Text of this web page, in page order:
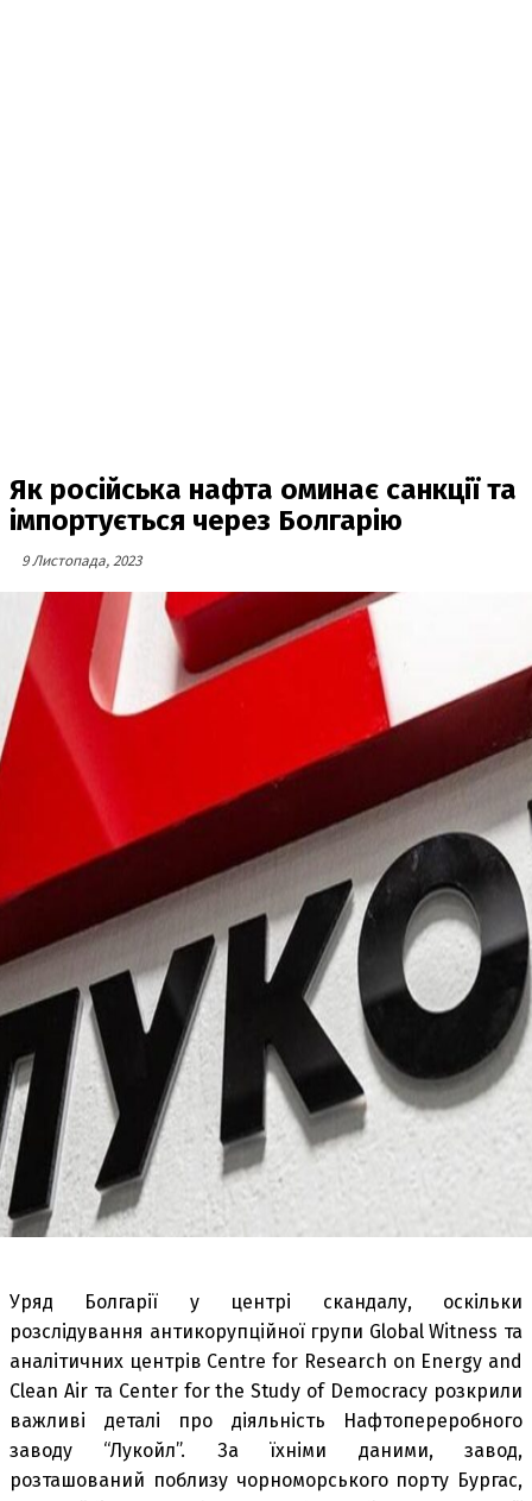
Як російська нафта оминає санкції та
імпортується через Болгарію
9 Листопада, 2023
Уряд Болгарії у центрі скандалу, оскільки
розслідування антикорупційної групи Global Witness та
аналітичних центрів Centre for Research on Energy and
Clean Air та Center for the Study of Democracy розкрили
важливі деталі про діяльність Нафтопереробного
заводу “Лукойл”. За їхніми даними, завод,
розташований поблизу чорноморського порту Бургас,